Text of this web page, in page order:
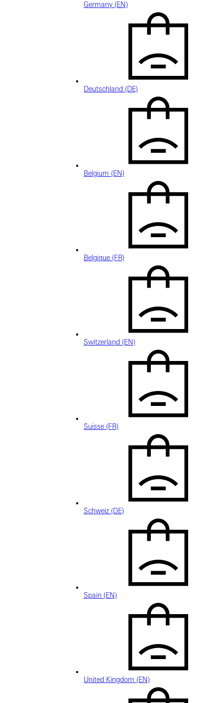
Germany (EN)
Deutschland (DE)
Belgium (EN)
Belgique (FR)
Switzerland (EN)
Suisse (FR)
Schweiz (DE)
Spain (EN)
United Kingdom (EN)